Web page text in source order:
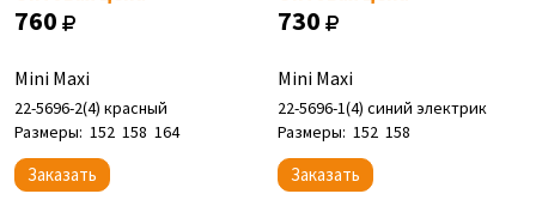
760
Mini Maxi
22-5696-2(4) красный
Размеры: 152 158 164
Заказать
730
Mini Maxi
22-5696-1(4) синий электрик
Размеры: 152 158
Заказать